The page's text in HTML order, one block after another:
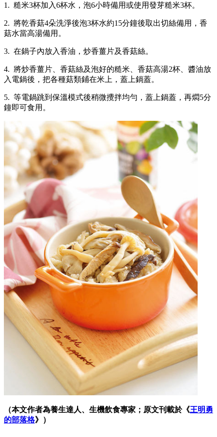
1. 糙米3杯加入6杯水，泡6小時備用或使用發芽糙米3杯。
2. 將乾香菇4朵洗淨後泡3杯水約15分鐘後取出切絲備用，香
菇水當高湯備用。
3. 在鍋子內放入香油，炒香薑片及香菇絲。
4. 將炒香薑片、香菇絲及泡好的糙米、香菇高湯2杯、醬油放
入電鍋後，把各種菇類鋪在米上，蓋上鍋蓋。
5. 等電鍋跳到保溫模式後稍微攪拌均勻，蓋上鍋蓋，再燜5分
鐘即可食用。
（本文作者為養生達人、生機飲食專家；原文刊載於《王明勇
的部落格》）